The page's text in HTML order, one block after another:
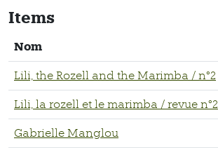
Items
Nom
Lili, the Rozell and the Marimba / n°2
Lili, la rozell et le marimba / revue n°2
Gabrielle Manglou